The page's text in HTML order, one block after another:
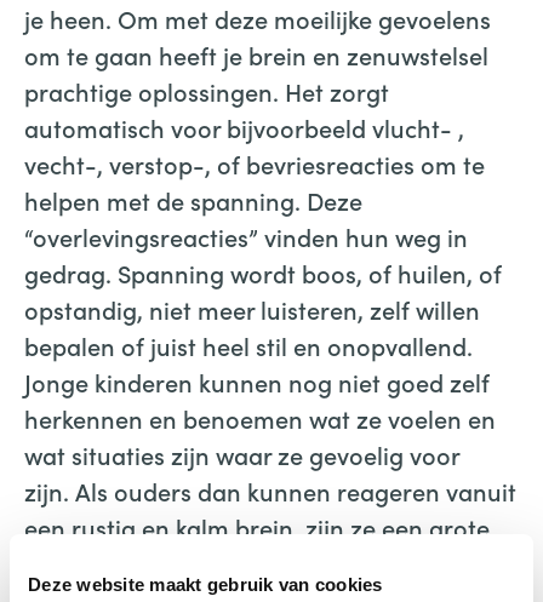
Deze website maakt gebruik van cookies
je heen. Om met deze moeilijke gevoelens
om te gaan heeft je brein en zenuwstelsel
prachtige oplossingen. Het zorgt
automatisch voor bijvoorbeeld vlucht- ,
vecht-, verstop-, of bevriesreacties om te
helpen met de spanning. Deze
“overlevingsreacties” vinden hun weg in
gedrag. Spanning wordt boos, of huilen, of
opstandig, niet meer luisteren, zelf willen
bepalen of juist heel stil en onopvallend.
Jonge kinderen kunnen nog niet goed zelf
herkennen en benoemen wat ze voelen en
wat situaties zijn waar ze gevoelig voor
zijn. Als ouders dan kunnen reageren vanuit
een rustig en kalm brein, zijn ze een grote